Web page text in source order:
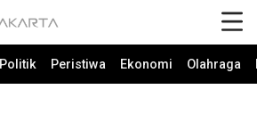
Politik Peristiwa Ekonomi Olahraga